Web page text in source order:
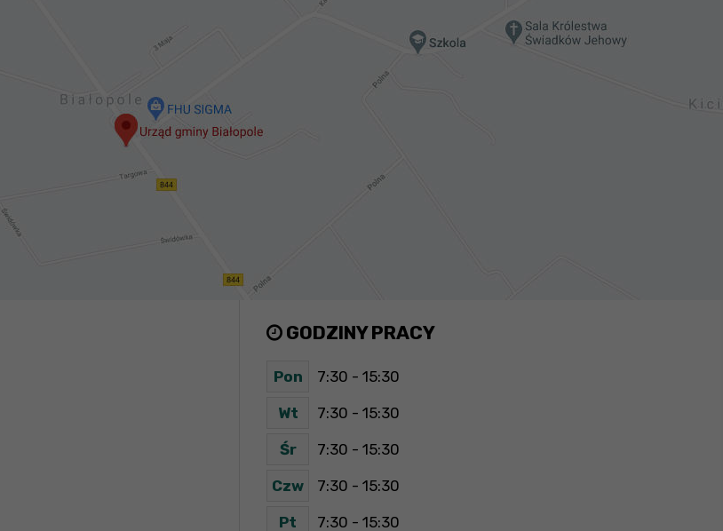
GODZINY PRACY
Pon 7:30 - 15:30
Wt 7:30 - 15:30
Śr 7:30 - 15:30
Czw 7:30 - 15:30
Pt 7:30 - 15:30